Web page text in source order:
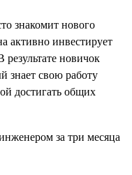
знакомит нового
активно инвестирует
результате новичок
знает свою работу
достигать общих